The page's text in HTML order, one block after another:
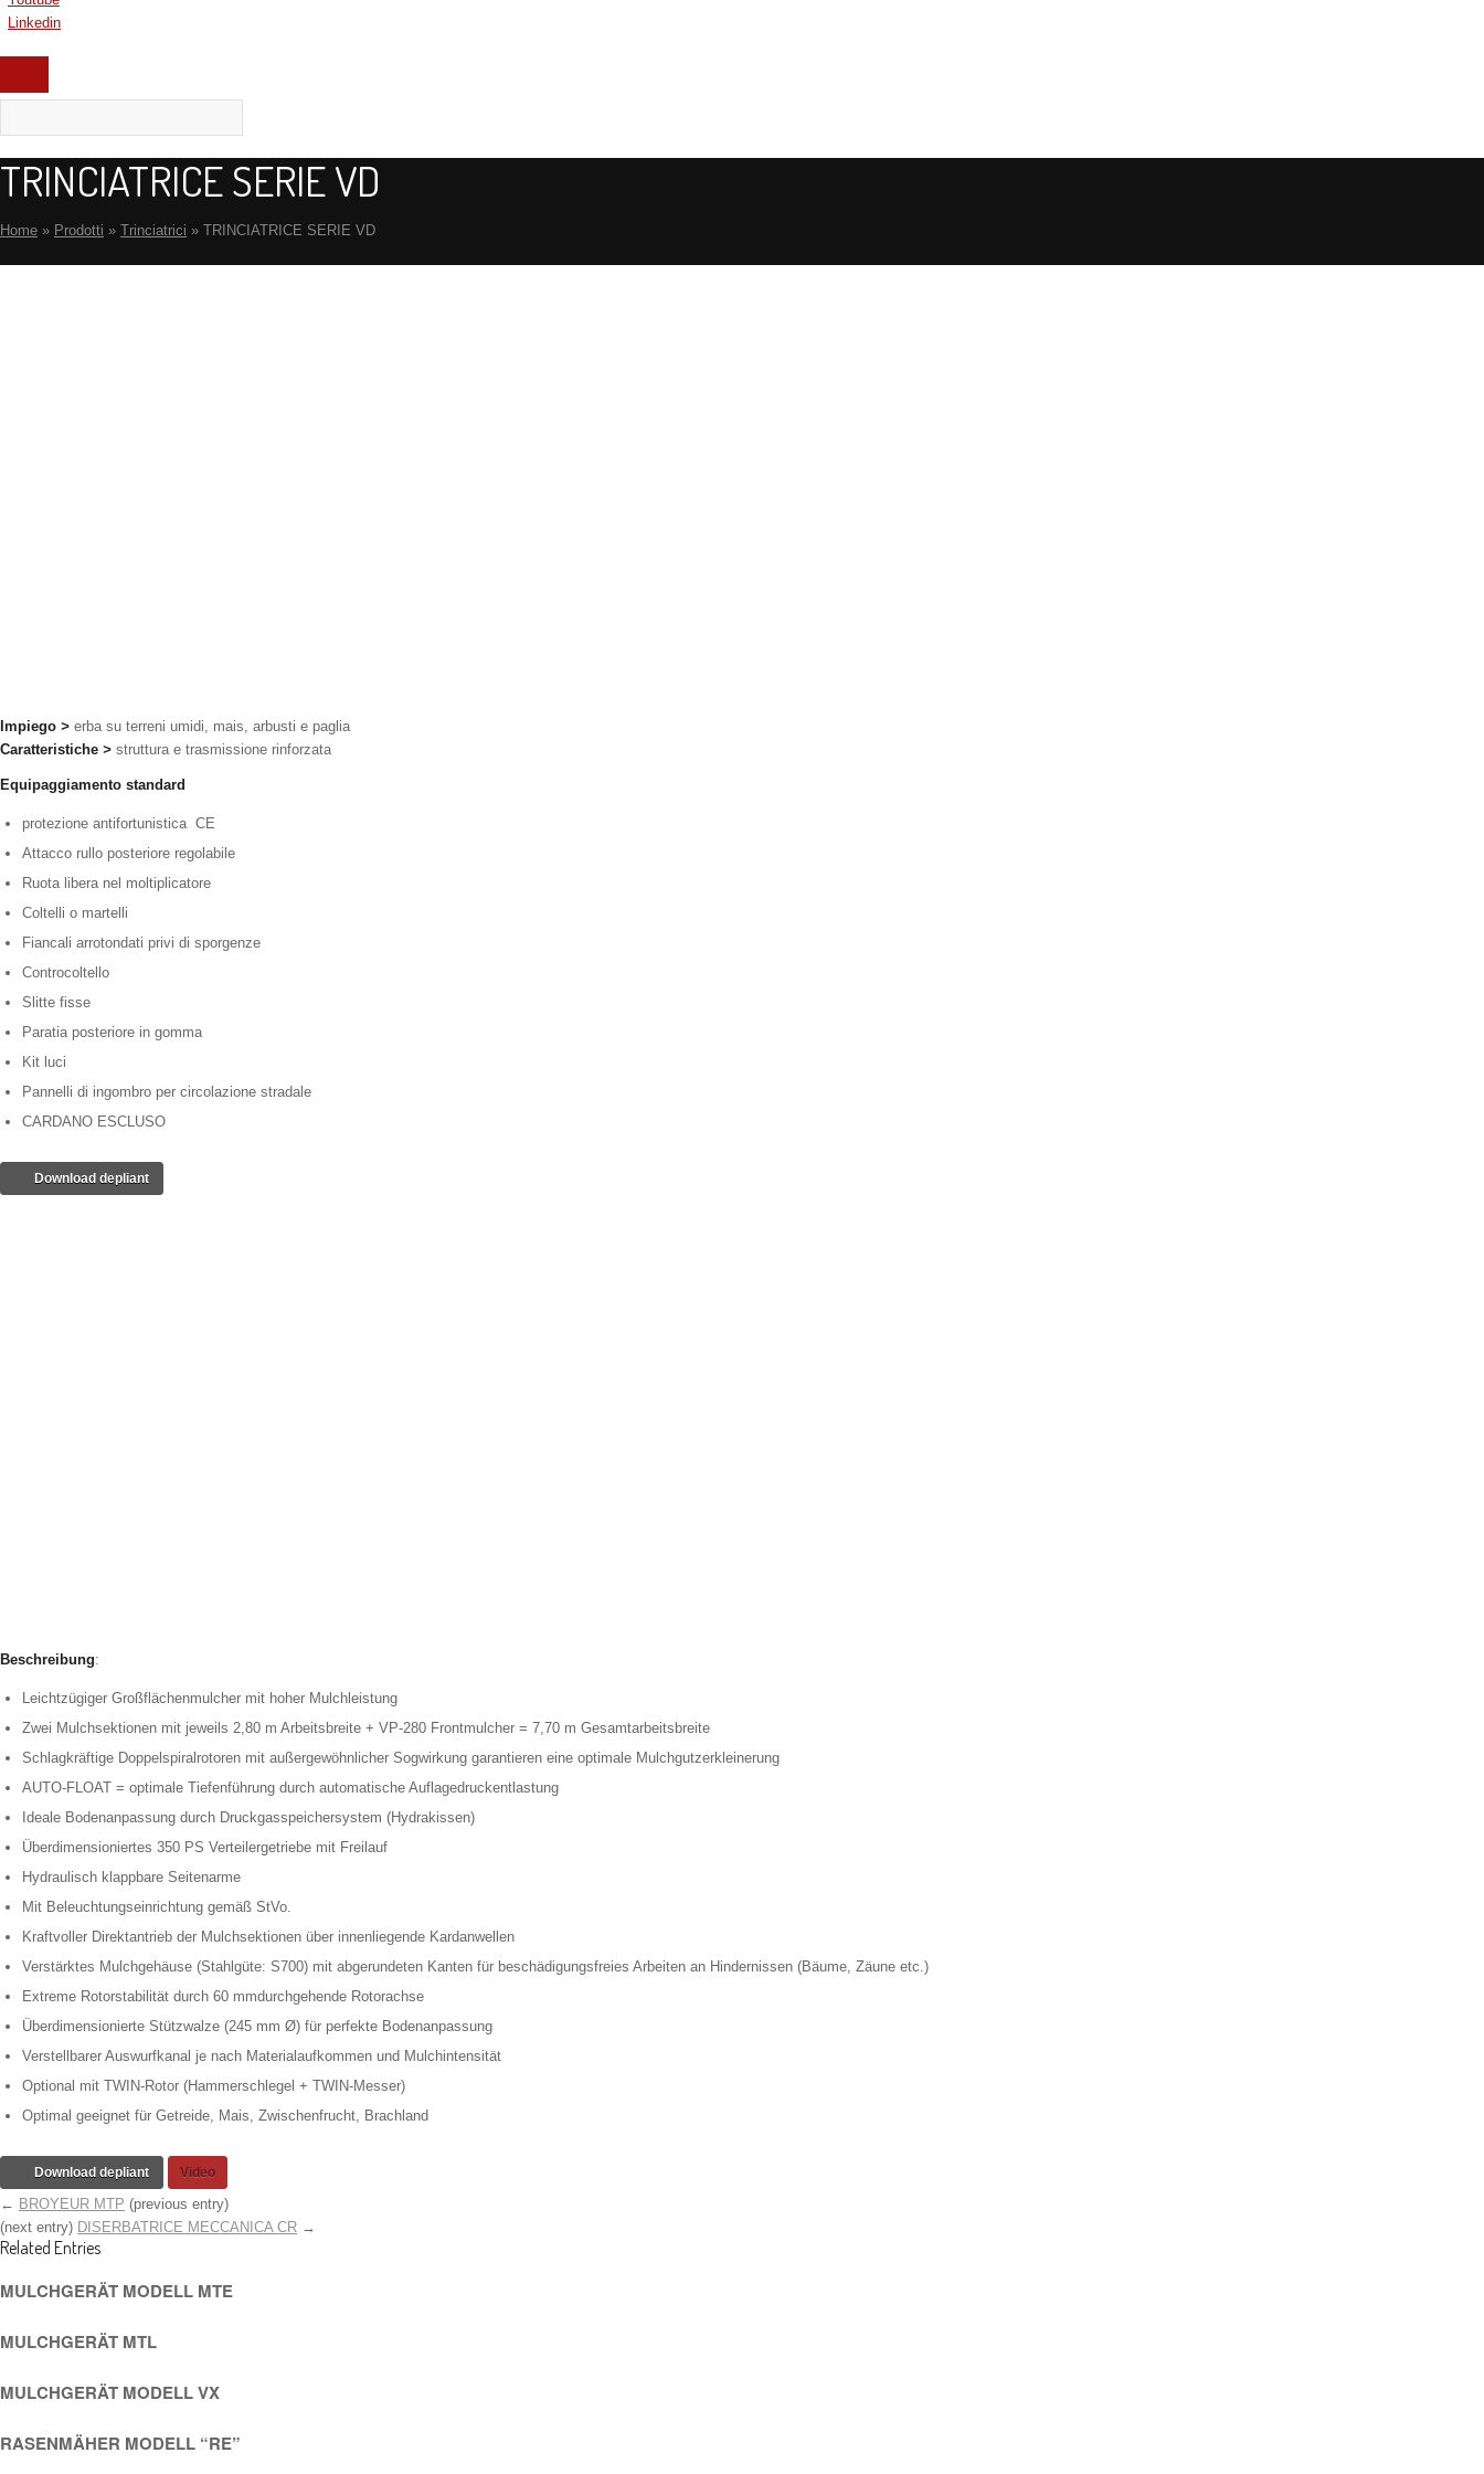
Linkedin
TRINCIATRICE SERIE VD
Home » Prodotti » Trinciatrici » TRINCIATRICE SERIE VD
Impiego > erba su terreni umidi, mais, arbusti e paglia
Caratteristiche > struttura e trasmissione rinforzata
Equipaggiamento standard
protezione antifortunistica CE
Attacco rullo posteriore regolabile
Ruota libera nel moltiplicatore
Coltelli o martelli
Fiancali arrotondati privi di sporgenze
Controcoltello
Slitte fisse
Paratia posteriore in gomma
Kit luci
Pannelli di ingombro per circolazione stradale
CARDANO ESCLUSO
Download depliant
Beschreibung:
Leichtzügiger Großflächenmulcher mit hoher Mulchleistung
Zwei Mulchsektionen mit jeweils 2,80 m Arbeitsbreite + VP-280 Frontmulcher = 7,70 m Gesamtarbeitsbreite
Schlagkräftige Doppelspiralrotoren mit außergewöhnlicher Sogwirkung garantieren eine optimale Mulchgutzerkleinerung
AUTO-FLOAT = optimale Tiefenführung durch automatische Auflagedruckentlastung
Ideale Bodenanpassung durch Druckgasspeichersystem (Hydrakissen)
Überdimensioniertes 350 PS Verteilergetriebe mit Freilauf
Hydraulisch klappbare Seitenarme
Mit Beleuchtungseinrichtung gemäß StVo.
Kraftvoller Direktantrieb der Mulchsektionen über innenliegende Kardanwellen
Verstärktes Mulchgehäuse (Stahlgüte: S700) mit abgerundeten Kanten für beschädigungsfreies Arbeiten an Hindernissen (Bäume, Zäune etc.)
Extreme Rotorstabilität durch 60 mmdurchgehende Rotorachse
Überdimensionierte Stützwalze (245 mm Ø) für perfekte Bodenanpassung
Verstellbarer Auswurfkanal je nach Materialaufkommen und Mulchintensität
Optional mit TWIN-Rotor (Hammerschlegel + TWIN-Messer)
Optimal geeignet für Getreide, Mais, Zwischenfrucht, Brachland
Download depliant Video
← BROYEUR MTP (previous entry)
(next entry) DISERBATRICE MECCANICA CR →
Related Entries
MULCHGERÄT MODELL MTE
MULCHGERÄT MTL
MULCHGERÄT MODELL VX
RASENMÄHER MODELL “RE”